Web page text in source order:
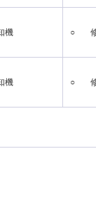
機 ○
機 ○